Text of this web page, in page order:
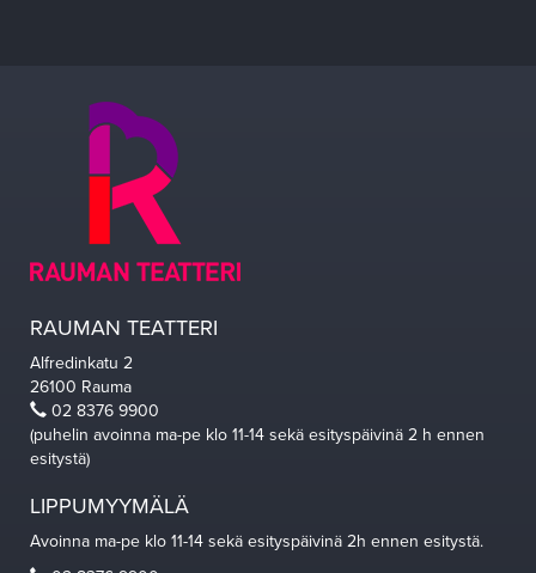
RAUMAN TEATTERI
Alfredinkatu 2
26100 Rauma
02 8376 9900
(puhelin avoinna ma-pe klo 11-14 sekä esityspäivinä 2 h ennen
esitystä)
LIPPUMYYMÄLÄ
Avoinna ma-pe klo 11-14 sekä esityspäivinä 2h ennen esitystä.